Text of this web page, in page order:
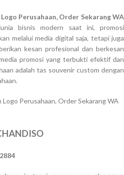
Perusahaan, Order Sekarang WA
bisnis modern saat ini, promosi
melalui media digital saja, tetapi juga
kesan profesional dan berkesan
promosi yang terbukti efektif dan
adalah tas souvenir custom dengan